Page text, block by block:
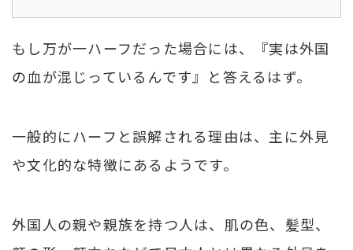
もし万が一ハーフだった場合には、『実は外国
の血が混じっているんです』と答えるはず。
一般的にハーフと誤解される理由は、主に外見
や文化的な特徴にあるようです。
外国人の親や親族を持つ人は、肌の色、髪型、